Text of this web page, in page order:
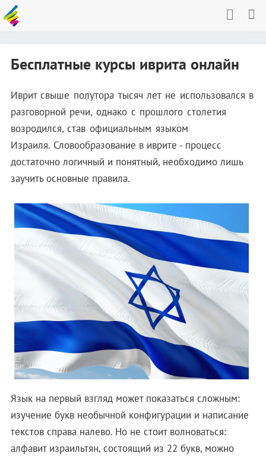
Бесплатные курсы иврита онлайн
Иврит свыше полутора тысяч лет не использовался в
разговорной речи, однако с прошлого столетия
возродился, став официальным языком
Израиля. Словообразование в иврите - процесс
достаточно логичный и понятный, необходимо лишь
заучить основные правила.
Язык на первый взгляд может показаться сложным:
изучение букв необычной конфигурации и написание
текстов справа налево. Но не стоит волноваться:
алфавит израильтян, состоящий из 22 букв, можно